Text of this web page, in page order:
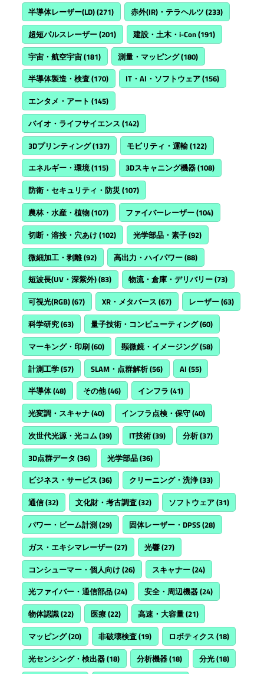
半導体レーザー(LD)(271) 赤外(IR)・テラヘルツ (233)
超短パルスレーザー(201) 建設・土木・i-Con(191)
宇宙・航空宇宙(181) 測量・マッピング(180)
半導体製造・検査(170) IT・AI・ソフトウェア(156)
エンタメ・アート (145)
バイオ・ライフサイエンス (142)
3Dプリンティング(137) モビリティ・運輸(122)
エネルギー・環境(115) 3Dスキャニング機器(108)
防衛・セキュリティ・防災(107)
農林・水産・植物(107) ファイバーレーザー(104)
切断・溶接・穴あけ(102) 光学部品・素子(92)
微細加工・剥離(92) 高出力・ハイパワー(88)
短波長(UV・深紫外)(83) 物流・倉庫・デリバリー(73)
可視光(RGB)(67) XR・メタバース (67) レーザー(63)
科学研究(63) 量子技術・コンピューティング(60)
マーキング・印刷(60) 顕微鏡・イメージング(58)
計測工学(57) SLAM・点群解析(56) AI (55)
半導体(48) その他(46) インフラ (41)
光変調・スキャナ(40) インフラ点検・保守(40)
次世代光源・光コム(39) IT技術(39) 分析(37)
3D点群データ (36) 光学部品(36)
ビジネス・サービス (36) クリーニング・洗浄(33)
通信(32) 文化財・考古調査(32) ソフトウェア(31)
パワー・ビーム計測(29) 固体レーザー・DPSS(28)
ガス・エキシマレーザー(27) 光響(27)
コンシューマー・個人向け(26) スキャナー(24)
光ファイバー・通信部品(24) 安全・周辺機器(24)
物体認識(22) 医療(22) 高速・大容量(21)
マッピング(20) 非破壊検査(19) ロボティクス (18)
光センシング・検出器(18) 分析機器(18) 分光(18)